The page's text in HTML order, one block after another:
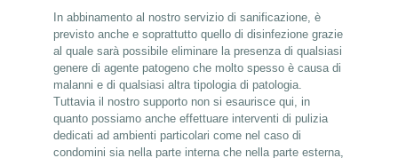
In abbinamento al nostro servizio di sanificazione, è
previsto anche e soprattutto quello di disinfezione grazie
al quale sarà possibile eliminare la presenza di qualsiasi
genere di agente patogeno che molto spesso è causa di
malanni e di qualsiasi altra tipologia di patologia.
Tuttavia il nostro supporto non si esaurisce qui, in
quanto possiamo anche effettuare interventi di pulizia
dedicati ad ambienti particolari come nel caso di
condomini sia nella parte interna che nella parte esterna,